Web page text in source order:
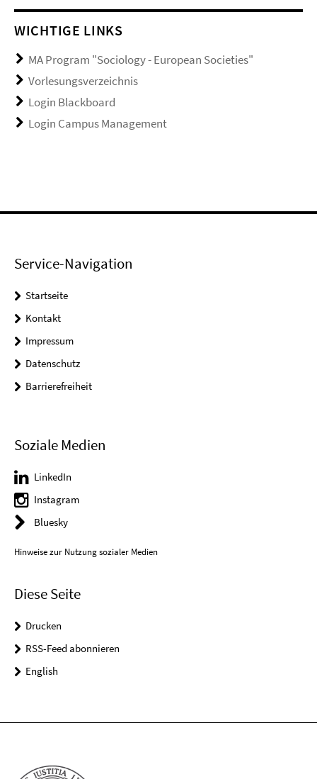
WICHTIGE LINKS
MA Program "Sociology - European Societies"
Vorlesungsverzeichnis
Login Blackboard
Login Campus Management
Service-Navigation
Startseite
Kontakt
Impressum
Datenschutz
Barrierefreiheit
Soziale Medien
LinkedIn
Instagram
Bluesky
Hinweise zur Nutzung sozialer Medien
Diese Seite
Drucken
RSS-Feed abonnieren
English